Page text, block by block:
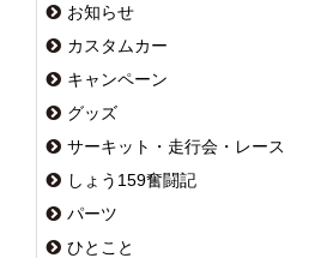
お知らせ
カスタムカー
キャンペーン
グッズ
サーキット・走行会・レース
しょう159奮闘記
パーツ
ひとこと